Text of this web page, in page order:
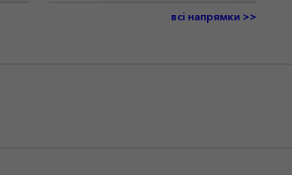
всі напрямки >>